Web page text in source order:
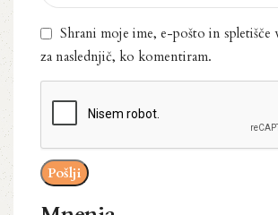
Shrani moje ime, e-pošto in spletišče
za naslednjič, ko komentiram.